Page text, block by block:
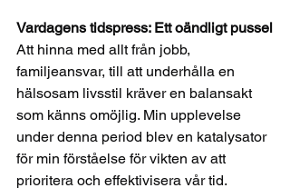
Vardagens tidspress: Ett oändligt pussel
Att hinna med allt från jobb,
familjeansvar, till att underhålla en
hälsosam livsstil kräver en balansakt
som känns omöjlig. Min upplevelse
under denna period blev en katalysator
för min förståelse för vikten av att
prioritera och effektivisera vår tid.